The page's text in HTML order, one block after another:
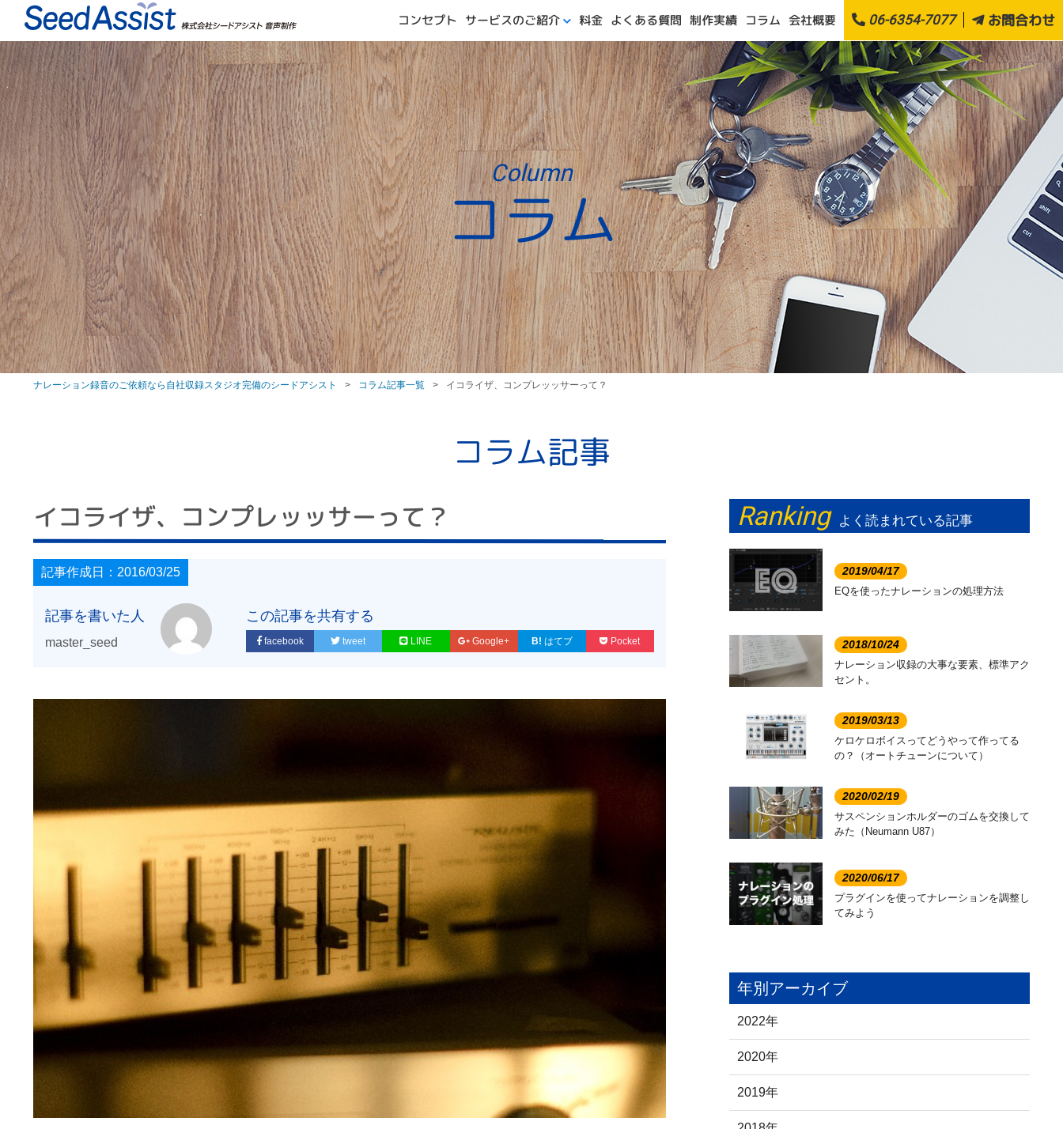
コンセプト サービスのご紹介 料金 よくある質問 制作実績 コラム 会社概要 06-6354-7077 お問合わせ
Column
コラム
ナレーション録音のご依頼なら自社収録スタジオ完備のシードアシスト コラム記事一覧 イコライザ、コンプレッッサーって？
コラム記事
イコライザ、コンプレッッサーって？
記事作成日：2016/03/25
記事を書いた人
master_seed
この記事を共有する
facebook tweet LINE Google+ B! はてブ Pocket
Ranking よく読まれている記事
2019/04/17
EQを使ったナレーションの処理方法
2018/10/24
ナレーション収録の大事な要素、標準アク
セント。
2019/03/13
ケロケロボイスってどうやって作ってる
の？（オートチューンについて）
2020/02/19
サスペンションホルダーのゴムを交換して
みた（Neumann U87）
2020/06/17
プラグインを使ってナレーションを調整し
てみよう
年別アーカイブ
2022年
2020年
2019年